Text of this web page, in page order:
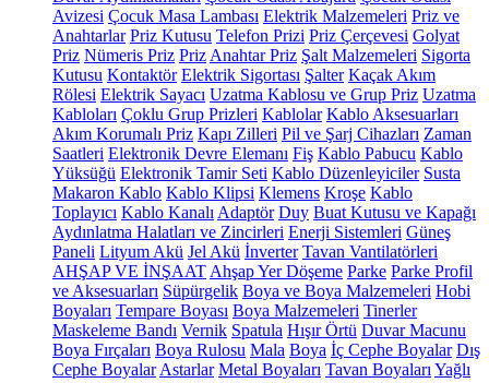
Avizesi Çocuk Masa Lambası Elektrik Malzemeleri Priz ve
Anahtarlar Priz Kutusu Telefon Prizi Priz Çerçevesi Golyat
Priz Nümeris Priz Priz Anahtar Priz Şalt Malzemeleri Sigorta
Kutusu Kontaktör Elektrik Sigortası Şalter Kaçak Akım
Rölesi Elektrik Sayacı Uzatma Kablosu ve Grup Priz Uzatma
Kabloları Çoklu Grup Prizleri Kablolar Kablo Aksesuarları
Akım Korumalı Priz Kapı Zilleri Pil ve Şarj Cihazları Zaman
Saatleri Elektronik Devre Elemanı Fiş Kablo Pabucu Kablo
Yüksüğü Elektronik Tamir Seti Kablo Düzenleyiciler Susta
Makaron Kablo Kablo Klipsi Klemens Kroşe Kablo
Toplayıcı Kablo Kanalı Adaptör Duy Buat Kutusu ve Kapağı
Aydınlatma Halatları ve Zincirleri Enerji Sistemleri Güneş
Paneli Lityum Akü Jel Akü İnverter Tavan Vantilatörleri
AHŞAP VE İNŞAAT Ahşap Yer Döşeme Parke Parke Profil
ve Aksesuarları Süpürgelik Boya ve Boya Malzemeleri Hobi
Boyaları Tempare Boyası Boya Malzemeleri Tinerler
Maskeleme Bandı Vernik Spatula Hışır Örtü Duvar Macunu
Boya Fırçaları Boya Rulosu Mala Boya İç Cephe Boyalar Dış
Cephe Boyalar Astarlar Metal Boyaları Tavan Boyaları Yağlı